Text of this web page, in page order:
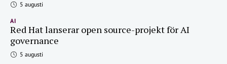
5 augusti
AI
Red Hat lanserar open source-projekt för AI
governance
5 augusti